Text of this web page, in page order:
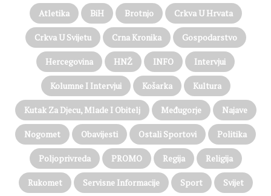
Atletika BiH Brotnjo Crkva U Hrvata
Crkva U Svijetu Crna Kronika Gospodarstvo
Hercegovina HNŽ INFO Intervjui
Kolumne I Intervjui Košarka Kultura
Kutak Za Djecu, Mlade I Obitelj Međugorje Najave
Nogomet Obavijesti Ostali Sportovi Politika
Poljoprivreda PROMO Regija Religija
Rukomet Servisne Informacije Sport Svijet